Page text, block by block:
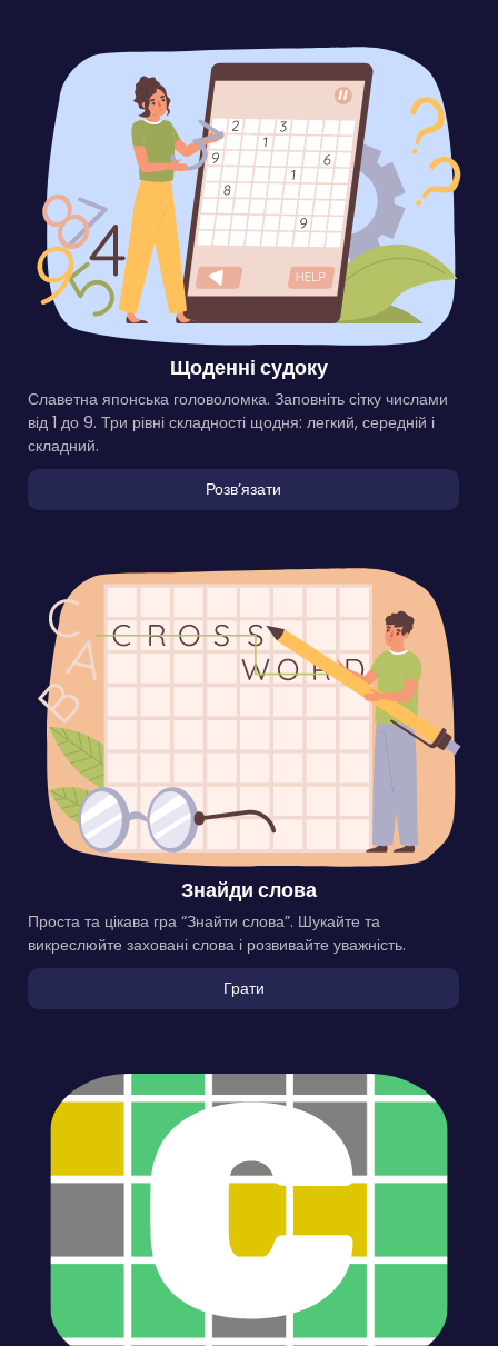
Щоденні судоку
Славетна японська головоломка. Заповніть сітку числами
від 1 до 9. Три рівні складності щодня: легкий, середній і
складний.
Розвʼязати
Знайди слова
Проста та цікава гра “Знайти слова”. Шукайте та
викреслюйте заховані слова і розвивайте уважність.
Грати